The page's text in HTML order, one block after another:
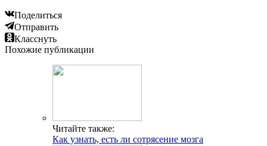
Поделиться
Отправить
Класснуть
Похожие публикации
Читайте также:
Как узнать, есть ли сотрясение мозга